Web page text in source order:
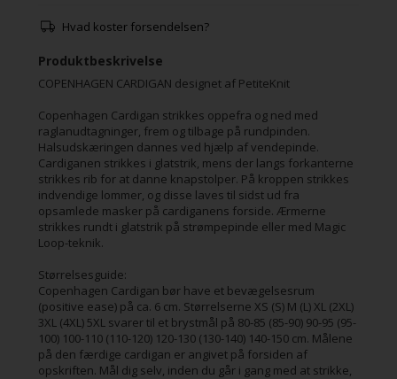
Hvad koster forsendelsen?
Produktbeskrivelse
COPENHAGEN CARDIGAN designet af PetiteKnit
Copenhagen Cardigan strikkes oppefra og ned med
raglanudtagninger, frem og tilbage på rundpinden.
Halsudskæringen dannes ved hjælp af vendepinde.
Cardiganen strikkes i glatstrik, mens der langs forkanterne
strikkes rib for at danne knapstolper. På kroppen strikkes
indvendige lommer, og disse laves til sidst ud fra
opsamlede masker på cardiganens forside. Ærmerne
strikkes rundt i glatstrik på strømpepinde eller med Magic
Loop-teknik.
Størrelsesguide:
Copenhagen Cardigan bør have et bevægelsesrum
(positive ease) på ca. 6 cm. Størrelserne XS (S) M (L) XL (2XL)
3XL (4XL) 5XL svarer til et brystmål på 80-85 (85-90) 90-95 (95-
100) 100-110 (110-120) 120-130 (130-140) 140-150 cm. Målene
på den færdige cardigan er angivet på forsiden af
opskriften. Mål dig selv, inden du går i gang med at strikke,